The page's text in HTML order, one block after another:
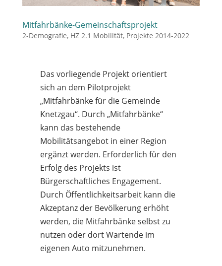
Mitfahrbänke-Gemeinschaftsprojekt
2-Demografie, HZ 2.1 Mobilität, Projekte 2014-2022
Das vorliegende Projekt orientiert
sich an dem Pilotprojekt
„Mitfahrbänke für die Gemeinde
Knetzgau“. Durch „Mitfahrbänke“
kann das bestehende
Mobilitätsangebot in einer Region
ergänzt werden. Erforderlich für den
Erfolg des Projekts ist
Bürgerschaftliches Engagement.
Durch Öffentlichkeitsarbeit kann die
Akzeptanz der Bevölkerung erhöht
werden, die Mitfahrbänke selbst zu
nutzen oder dort Wartende im
eigenen Auto mitzunehmen.